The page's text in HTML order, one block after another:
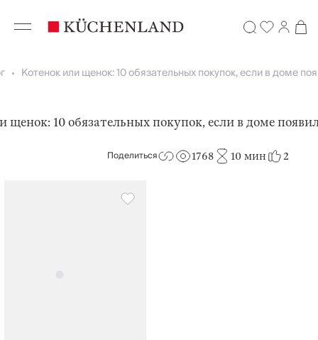
Котенок или щенок: 10 обязательных покупок, если в доме
щенок: 10 обязательных покупок, если в доме
Поделиться 1768 10 мин 2